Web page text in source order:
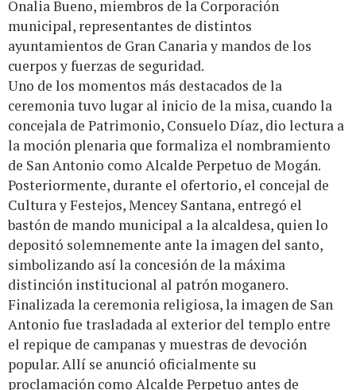
Onalia Bueno, miembros de la Corporación
municipal, representantes de distintos
ayuntamientos de Gran Canaria y mandos de los
cuerpos y fuerzas de seguridad.
Uno de los momentos más destacados de la
ceremonia tuvo lugar al inicio de la misa, cuando la
concejala de Patrimonio, Consuelo Díaz, dio lectura a
la moción plenaria que formaliza el nombramiento
de San Antonio como Alcalde Perpetuo de Mogán.
Posteriormente, durante el ofertorio, el concejal de
Cultura y Festejos, Mencey Santana, entregó el
bastón de mando municipal a la alcaldesa, quien lo
depositó solemnemente ante la imagen del santo,
simbolizando así la concesión de la máxima
distinción institucional al patrón moganero.
Finalizada la ceremonia religiosa, la imagen de San
Antonio fue trasladada al exterior del templo entre
el repique de campanas y muestras de devoción
popular. Allí se anunció oficialmente su
proclamación como Alcalde Perpetuo antes de